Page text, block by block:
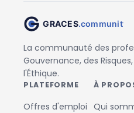
La communauté des
Gouvernance, des
l'Éthique.
PLATEFORME
Offres d'emploi
À
Qui